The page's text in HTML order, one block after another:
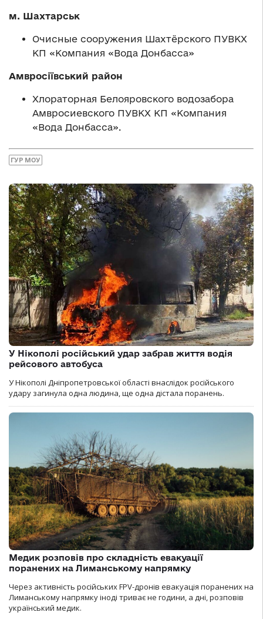
м. Шахтарськ
Очисные сооружения Шахтёрского ПУВКХ
КП «Компания «Вода Донбасса»
Амвросіївський район
Хлораторная Белояровского водозабора
Амвросиевского ПУВКХ КП «Компания
«Вода Донбасса».
ГУР МОУ
У Нікополі російський удар забрав життя водія
рейсового автобуса
У Нікополі Дніпропетровської області внаслідок російського
удару загинула одна людина, ще одна дістала поранень.
Медик розповів про складність евакуації
поранених на Лиманському напрямку
Через активність російських FPV-дронів евакуація поранених на
Лиманському напрямку іноді триває не години, а дні, розповів
український медик.